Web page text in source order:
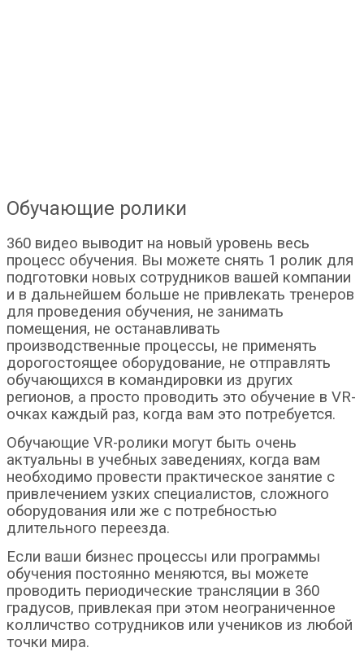
Обучающие ролики
360 видео выводит на новый уровень весь
процесс обучения. Вы можете снять 1 ролик для
подготовки новых сотрудников вашей компании
и в дальнейшем больше не привлекать тренеров
для проведения обучения, не занимать
помещения, не останавливать
производственные процессы, не применять
дорогостоящее оборудование, не отправлять
обучающихся в командировки из других
регионов, а просто проводить это обучение в VR-
очках каждый раз, когда вам это потребуется.
Обучающие VR-ролики могут быть очень
актуальны в учебных заведениях, когда вам
необходимо провести практическое занятие с
привлечением узких специалистов, сложного
оборудования или же с потребностью
длительного переезда.
Если ваши бизнес процессы или программы
обучения постоянно меняются, вы можете
проводить периодические трансляции в 360
градусов, привлекая при этом неограниченное
колличство сотрудников или учеников из любой
точки мира.